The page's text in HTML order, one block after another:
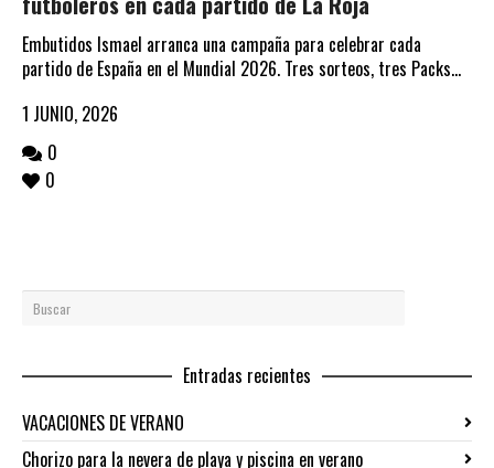
Embutidos Ismael arranca una campaña para celebrar cada
partido de España en el Mundial 2026. Tres sorteos, tres Packs...
1 JUNIO, 2026
0
0
Entradas recientes
VACACIONES DE VERANO
Chorizo para la nevera de playa y piscina en verano